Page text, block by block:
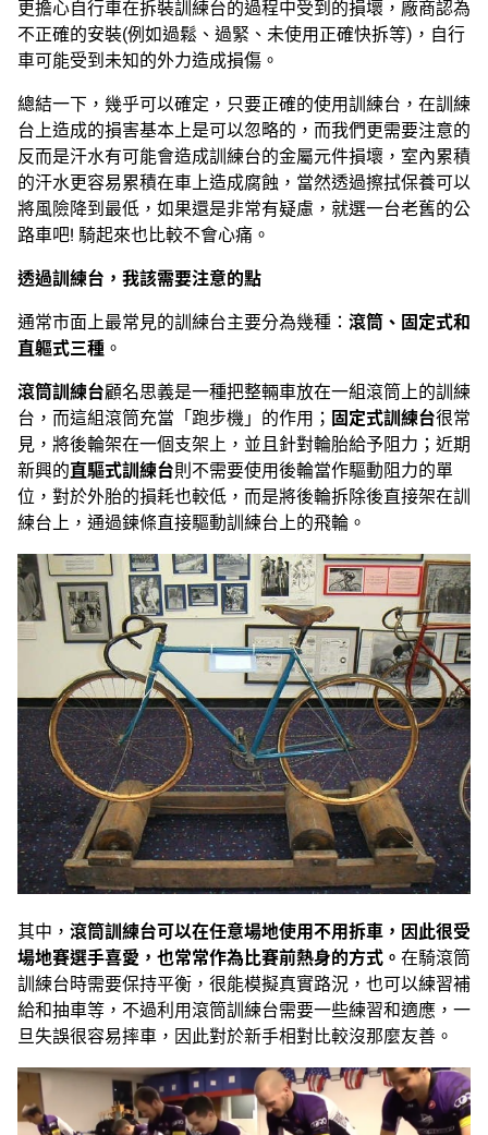
更擔心自行車在拆裝訓練台的過程中受到的損壞，廠商認為
不正確的安裝(例如過鬆、過緊、未使用正確快拆等)，自行
車可能受到未知的外力造成損傷。
總結一下，幾乎可以確定，只要正確的使用訓練台，在訓練
台上造成的損害基本上是可以忽略的，而我們更需要注意的
反而是汗水有可能會造成訓練台的金屬元件損壞，室內累積
的汗水更容易累積在車上造成腐蝕，當然透過擦拭保養可以
將風險降到最低，如果還是非常有疑慮，就選一台老舊的公
路車吧! 騎起來也比較不會心痛。
透過訓練台，我該需要注意的點
通常市面上最常見的訓練台主要分為幾種： 滾筒、固定式和
直軀式三種 。
滾筒訓練台顧名思義是一種把整輛車放在一組滾筒上的訓練
台，而這組滾筒充當「跑步機」的作用； 固定式訓練台很常
見，將後輪架在一個支架上，並且針對輪胎給予阻力；近期
新興的直驅式訓練台則不需要使用後輪當作驅動阻力的單
位，對於外胎的損耗也較低，而是將後輪拆除後直接架在訓
練台上，通過鍊條直接驅動訓練台上的飛輪。
其中， 滾筒訓練台可以在任意場地使用不用拆車，因此很受
場地賽選手喜愛，也常常作為比賽前熱身的方式。 在騎滾筒
訓練台時需要保持平衡，很能模擬真實路況，也可以練習補
給和抽車等，不過利用滾筒訓練台需要一些練習和適應，一
旦失誤很容易摔車，因此對於新手相對比較沒那麼友善。